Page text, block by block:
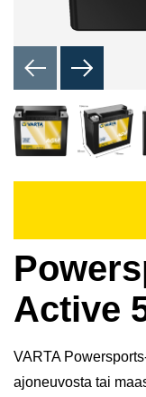
Active
VARTA
ajoneuvosta tai